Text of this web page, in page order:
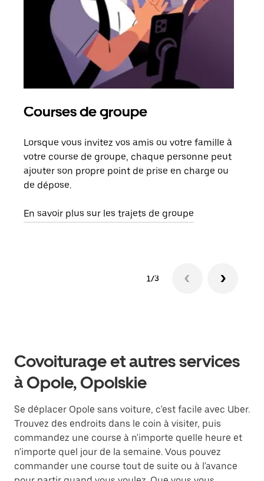
Courses de groupe
Lorsque vous invitez vos amis ou votre famille à
votre course de groupe, chaque personne peut
ajouter son propre point de prise en charge ou
de dépose.
En savoir plus sur les trajets de groupe
1/3
Covoiturage et autres services
à Opole, Opolskie
Se déplacer Opole sans voiture, c'est facile avec Uber.
Trouvez des endroits dans le coin à visiter, puis
commandez une course à n'importe quelle heure et
n'importe quel jour de la semaine. Vous pouvez
commander une course tout de suite ou à l'avance